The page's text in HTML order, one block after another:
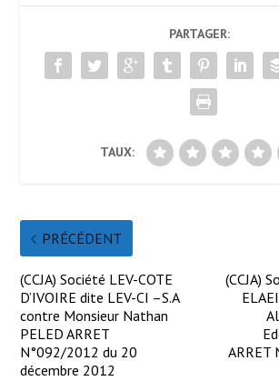
PARTAGER:
TAUX:
PRÉCÉDENT
(CCJA) Société LEV-COTE
D’IVOIRE dite LEV-CI –S.A
contre Monsieur Nathan
PELED ARRET
N°092/2012 du 20
décembre 2012
(CCJA)
ARRET